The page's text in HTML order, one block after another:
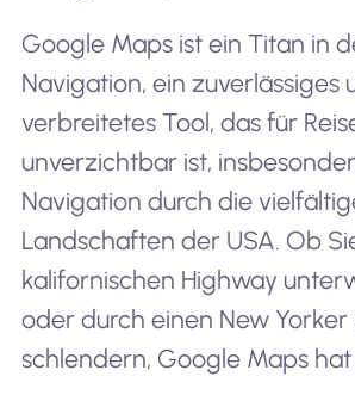
Google Maps ist ein Titan in
Navigation, ein zuverlässiges
verbreitetes Tool, das für
unverzichtbar ist,
Navigation durch die
Landschaften der USA. Ob
kalifornischen Highway
oder durch einen New
schlendern, Google Maps